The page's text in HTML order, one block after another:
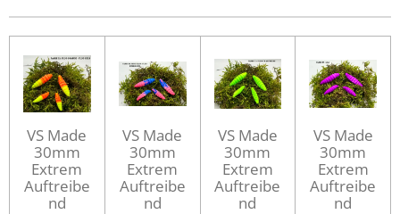
n
n
n
n
VS Made
30mm
Extrem
Auftreibe
nd
VS Made
30mm
Extrem
Auftreibe
nd
VS Made
30mm
Extrem
Auftreibe
nd
VS Made
30mm
Extrem
Auftreibe
nd